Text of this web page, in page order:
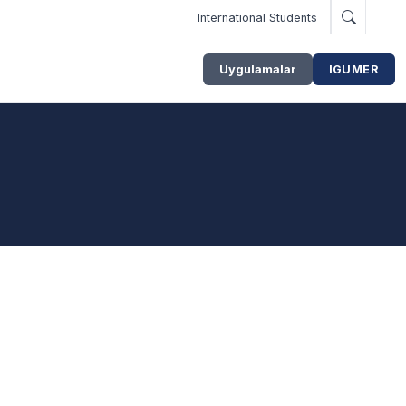
International Students
Uygulamalar IGUMER